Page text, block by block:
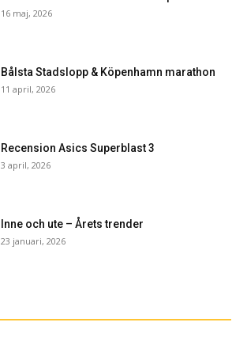
16 maj, 2026
Bålsta Stadslopp & Köpenhamn marathon
11 april, 2026
Recension Asics Superblast 3
3 april, 2026
Inne och ute – Årets trender
23 januari, 2026